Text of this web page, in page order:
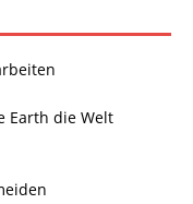
Earth die Welt